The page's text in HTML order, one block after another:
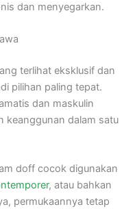
dan menyegarkan.
terlihat eksklusif dan
pilihan paling tepat.
dan maskulin
keanggunan dalam satu
doff cocok digunakan
, atau bahkan
permukaannya tetap